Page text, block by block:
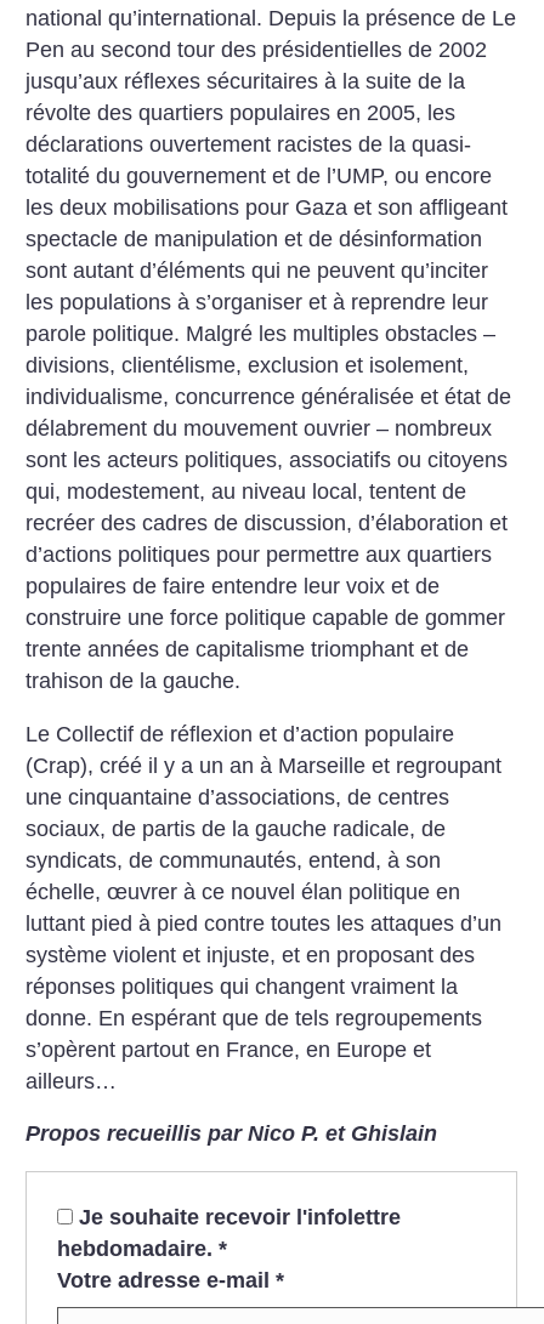
national qu’international. Depuis la présence de Le
Pen au second tour des présidentielles de 2002
jusqu’aux réflexes sécuritaires à la suite de la
révolte des quartiers populaires en 2005, les
déclarations ouvertement racistes de la quasi-
totalité du gouvernement et de l’UMP, ou encore
les deux mobilisations pour Gaza et son affligeant
spectacle de manipulation et de désinformation
sont autant d’éléments qui ne peuvent qu’inciter
les populations à s’organiser et à reprendre leur
parole politique. Malgré les multiples obstacles –
divisions, clientélisme, exclusion et isolement,
individualisme, concurrence généralisée et état de
délabrement du mouvement ouvrier – nombreux
sont les acteurs politiques, associatifs ou citoyens
qui, modestement, au niveau local, tentent de
recréer des cadres de discussion, d’élaboration et
d’actions politiques pour permettre aux quartiers
populaires de faire entendre leur voix et de
construire une force politique capable de gommer
trente années de capitalisme triomphant et de
trahison de la gauche.
Le Collectif de réflexion et d’action populaire
(Crap), créé il y a un an à Marseille et regroupant
une cinquantaine d’associations, de centres
sociaux, de partis de la gauche radicale, de
syndicats, de communautés, entend, à son
échelle, œuvrer à ce nouvel élan politique en
luttant pied à pied contre toutes les attaques d’un
système violent et injuste, et en proposant des
réponses politiques qui changent vraiment la
donne. En espérant que de tels regroupements
s’opèrent partout en France, en Europe et
ailleurs…
Propos recueillis par Nico P. et Ghislain
Je souhaite recevoir l'infolettre
hebdomadaire. *
Votre adresse e-mail *